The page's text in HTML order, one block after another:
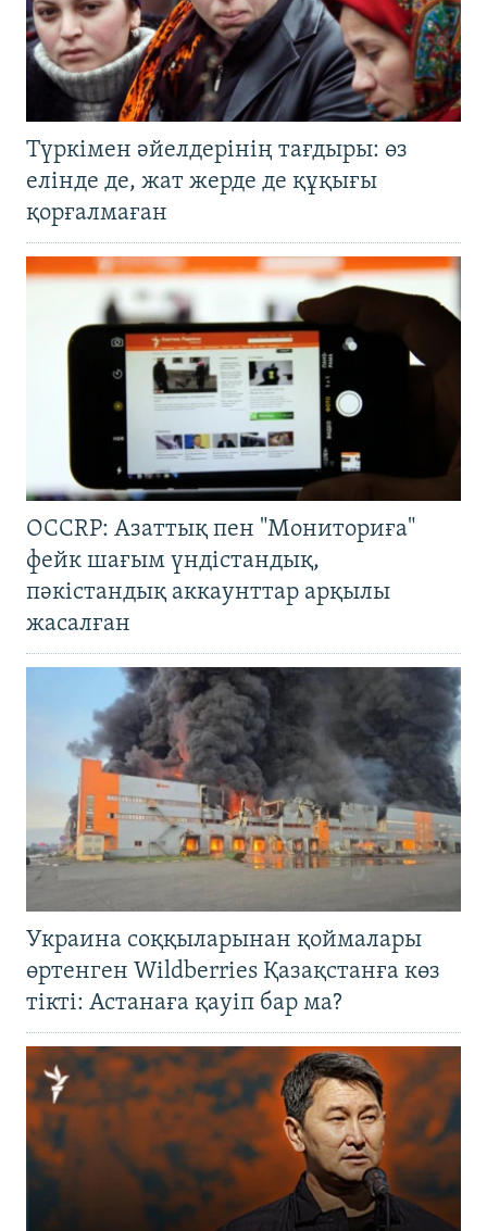
Түркімен әйелдерінің тағдыры: өз
елінде де, жат жерде де құқығы
қорғалмаған
OCCRP: Азаттық пен "Мониториға"
фейк шағым үндістандық,
пәкістандық аккаунттар арқылы
жасалған
Украина соққыларынан қоймалары
өртенген Wildberries Қазақстанға көз
тікті: Астанаға қауіп бар ма?